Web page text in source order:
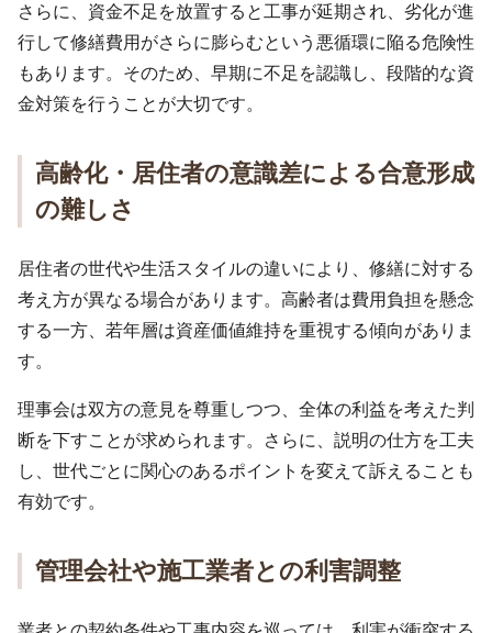
さらに、資金不足を放置すると工事が延期され、劣化が進
行して修繕費用がさらに膨らむという悪循環に陥る危険性
もあります。そのため、早期に不足を認識し、段階的な資
金対策を行うことが大切です。
高齢化・居住者の意識差による合意形成
の難しさ
居住者の世代や生活スタイルの違いにより、修繕に対する
考え方が異なる場合があります。高齢者は費用負担を懸念
する一方、若年層は資産価値維持を重視する傾向がありま
す。
理事会は双方の意見を尊重しつつ、全体の利益を考えた判
断を下すことが求められます。さらに、説明の仕方を工夫
し、世代ごとに関心のあるポイントを変えて訴えることも
有効です。
管理会社や施工業者との利害調整